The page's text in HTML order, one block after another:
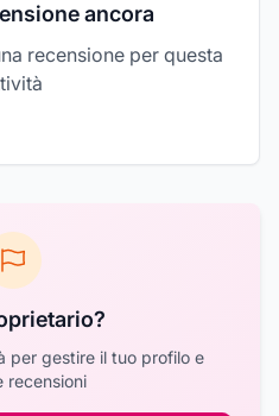
ancora
recensione per questa
per gestire il tuo profilo e
recensioni